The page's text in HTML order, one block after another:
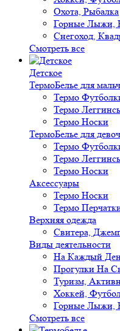
Охота, Рыбалка
Горные Лыжи,
Снегоход,
Смотреть все
Детское
ТермоБелье для
Термо
Термо
Термо Носки
ТермоБелье для
Термо
Термо
Термо Носки
Аксессуары
Термо Носки
Термо
Верхняя одежда
Свитера,
Виды деятельности
На Каждый
Прогулки На
Туризм,
Хоккей,
Горные Лыжи,
Смотреть все